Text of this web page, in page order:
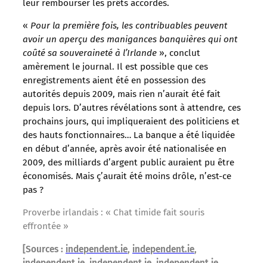
leur rembourser les prêts accordés.
« Pour la première fois, les contribuables peuvent
avoir un aperçu des manigances banquières qui ont
coûté sa souveraineté à l’Irlande », conclut
amèrement le journal. Il est possible que ces
enregistrements aient été en possession des
autorités depuis 2009, mais rien n’aurait été fait
depuis lors. D’autres révélations sont à attendre, ces
prochains jours, qui impliqueraient des politiciens et
des hauts fonctionnaires… La banque a été liquidée
en début d’année, après avoir été nationalisée en
2009, des milliards d’argent public auraient pu être
économisés. Mais ç’aurait été moins drôle, n’est-ce
pas ?
Proverbe irlandais : « Chat timide fait souris
effrontée »
[Sources : independent.ie, independent.ie,